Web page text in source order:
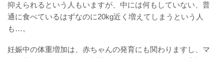
抑えられるという人もいますが、中には何もしていない、普
通に食べているはずなのに20kg近く増えてしまうという人
も…。
妊娠中の体重増加は、赤ちゃんの発育にも関わりますし、マ